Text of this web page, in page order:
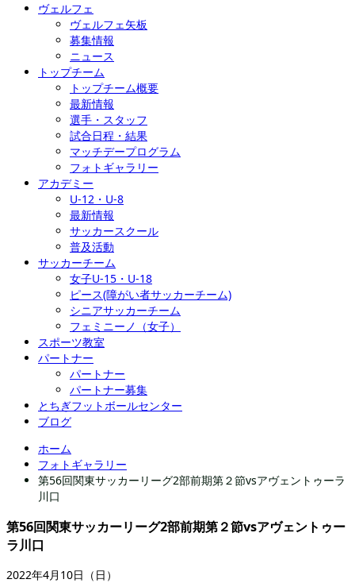
ヴェルフェ
ヴェルフェ矢板
募集情報
ニュース
トップチーム
トップチーム概要
最新情報
選手・スタッフ
試合日程・結果
マッチデープログラム
フォトギャラリー
アカデミー
U-12・U-8
最新情報
サッカースクール
普及活動
サッカーチーム
女子U-15・U-18
ピース(障がい者サッカーチーム)
シニアサッカーチーム
フェミニーノ（女子）
スポーツ教室
パートナー
パートナー
パートナー募集
とちぎフットボールセンター
ブログ
ホーム
フォトギャラリー
第56回関東サッカーリーグ2部前期第２節vsアヴェントゥーラ
川口
第56回関東サッカーリーグ2部前期第２節vsアヴェントゥー
ラ川口
2022年4月10日（日）